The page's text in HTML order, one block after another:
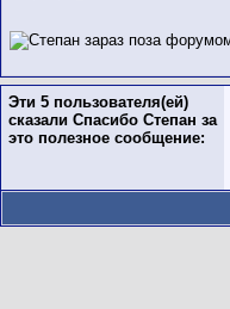
Эти 5 пользователя(ей)
сказали Спасибо Степан за
это полезное сообщение: